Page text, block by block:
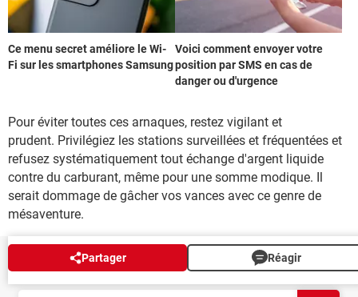
Ce menu secret améliore le Wi-
Fi sur les smartphones Samsung
Voici comment envoyer votre
position par SMS en cas de
danger ou d'urgence
Pour éviter toutes ces arnaques, restez vigilant et
prudent. Privilégiez les stations surveillées et fréquentées et
refusez systématiquement tout échange d'argent liquide
contre du carburant, même pour une somme modique. Il
serait dommage de gâcher vos vances avec ce genre de
mésaventure.
Partager Réagir
NEWSLETTER